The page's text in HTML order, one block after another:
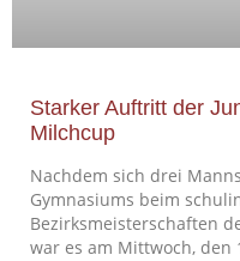
Starker Auftritt der
Milchcup
Nachdem sich drei
Gymnasiums beim
Bezirksmeisterschaften
war es am Mittwoch, den